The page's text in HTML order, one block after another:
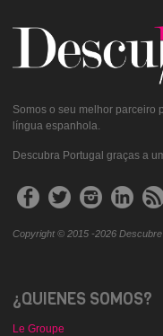
Somos o seu melhor parceiro
língua espanhola.
Descubra Portugal graças a
Copyright © 2015 -2026 Descubre
¿QUIENES SOMOS?
Le Groupe